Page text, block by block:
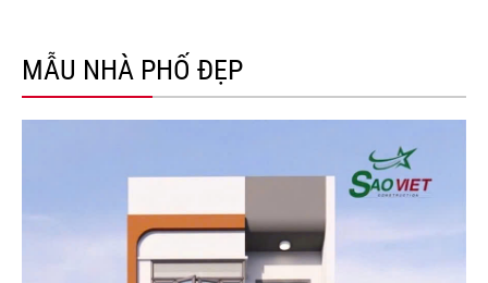
MẪU NHÀ PHỐ ĐẸP